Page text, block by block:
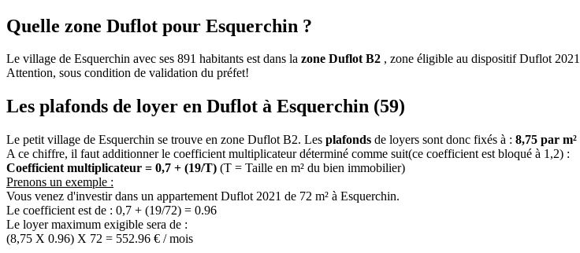
Quelle zone Duflot pour Esquerchin ?
Le village de Esquerchin avec ses 891 habitants est dans la zone Duflot B2 , zone éligible au dispositif Duflot 2021
Attention, sous condition de validation du préfet!
Les plafonds de loyer en Duflot à Esquerchin (59)
Le petit village de Esquerchin se trouve en zone Duflot B2. Les plafonds de loyers sont donc fixés à : 8,75 par m²
A ce chiffre, il faut additionner le coefficient multiplicateur déterminé comme suit(ce coefficient est bloqué à 1,2) :
Coefficient multiplicateur = 0,7 + (19/T) (T = Taille en m² du bien immobilier)
Prenons un exemple :
Vous venez d'investir dans un appartement Duflot 2021 de 72 m² à Esquerchin.
Le coefficient est de : 0,7 + (19/72) = 0.96
Le loyer maximum exigible sera de :
(8,75 X 0.96) X 72 = 552.96 € / mois